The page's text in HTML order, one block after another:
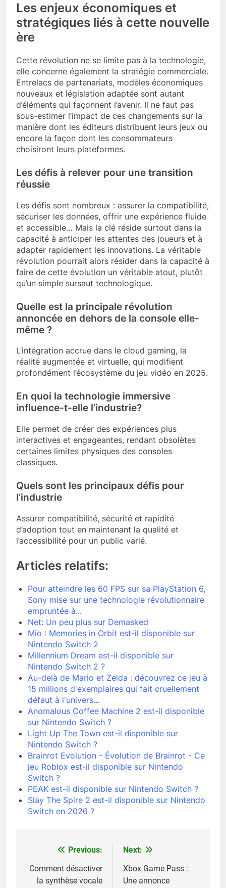
Les enjeux économiques et
stratégiques liés à cette nouvelle
ère
Cette révolution ne se limite pas à la technologie,
elle concerne également la stratégie commerciale.
Entrelacs de partenariats, modèles économiques
nouveaux et législation adaptée sont autant
d’éléments qui façonnent l’avenir. Il ne faut pas
sous-estimer l’impact de ces changements sur la
manière dont les éditeurs distribuent leurs jeux ou
encore la façon dont les consommateurs
choisiront leurs plateformes.
Les défis à relever pour une transition
réussie
Les défis sont nombreux : assurer la compatibilité,
sécuriser les données, offrir une expérience fluide
et accessible… Mais la clé réside surtout dans la
capacité à anticiper les attentes des joueurs et à
adapter rapidement les innovations. La véritable
révolution pourrait alors résider dans la capacité à
faire de cette évolution un véritable atout, plutôt
qu’un simple sursaut technologique.
Quelle est la principale révolution
annoncée en dehors de la console elle-
même ?
L’intégration accrue dans le cloud gaming, la
réalité augmentée et virtuelle, qui modifient
profondément l’écosystème du jeu vidéo en 2025.
En quoi la technologie immersive
influence-t-elle l’industrie?
Elle permet de créer des expériences plus
interactives et engageantes, rendant obsolètes
certaines limites physiques des consoles
classiques.
Quels sont les principaux défis pour
l’industrie
Assurer compatibilité, sécurité et rapidité
d’adoption tout en maintenant la qualité et
l’accessibilité pour un public varié.
Articles relatifs:
Pour atteindre les 60 FPS sur sa PlayStation 6,
Sony mise sur une technologie révolutionnaire
empruntée à...
Net: Un peu plus sur Demasked
Mio : Memories in Orbit est-il disponible sur
Nintendo Switch 2
Millennium Dream est-il disponible sur
Nintendo Switch 2 ?
Au-delà de Mario et Zelda : découvrez ce jeu à
15 millions d'exemplaires qui fait cruellement
défaut à l'univers…
Anomalous Coffee Machine 2 est-il disponible
sur Nintendo Switch ?
Light Up The Town est-il disponible sur
Nintendo Switch ?
Brainrot Evolution - Évolution de Brainrot - Ce
jeu Roblox est-il disponible sur Nintendo
Switch ?
PEAK est-il disponible sur Nintendo Switch ?
Slay The Spire 2 est-il disponible sur Nintendo
Switch en 2026 ?
Navigation
de
Previous:
Comment désactiver
la synthèse vocale
Next:
Xbox Game Pass :
Une annonce